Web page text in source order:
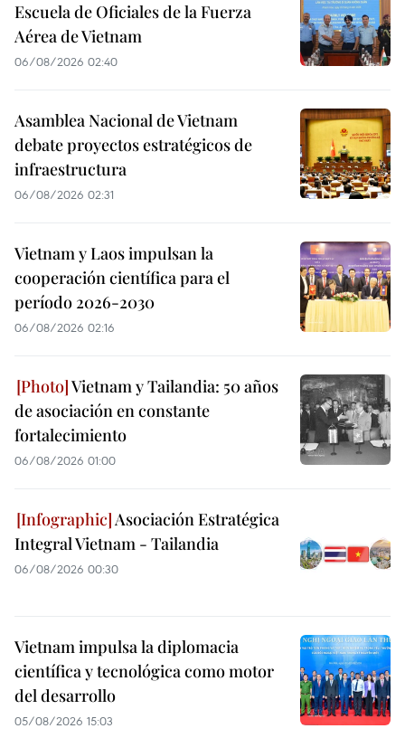
Escuela de Oficiales de la Fuerza
Aérea de Vietnam
06/08/2026 02:40
Asamblea Nacional de Vietnam
debate proyectos estratégicos de
infraestructura
06/08/2026 02:31
Vietnam y Laos impulsan la
cooperación científica para el
período 2026-2030
06/08/2026 02:16
Vietnam y Tailandia: 50 años
de asociación en constante
fortalecimiento
06/08/2026 01:00
Asociación Estratégica
Integral Vietnam - Tailandia
06/08/2026 00:30
Vietnam impulsa la diplomacia
científica y tecnológica como motor
del desarrollo
05/08/2026 15:03